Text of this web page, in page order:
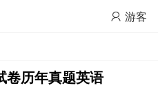
游客
历年真题英语